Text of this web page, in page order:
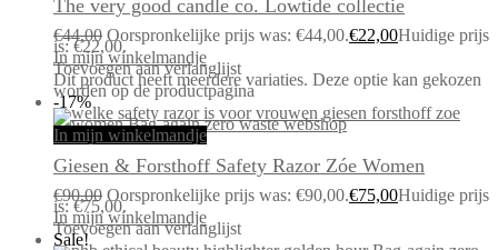
The very good candle co. Lowtide collectie
€44,00 Oorspronkelijke prijs was: €44,00.€22,00Huidige prijs
is: €22,00.
In mijn winkelmandje
Toevoegen aan verlanglijst
Dit product heeft meerdere variaties. Deze optie kan gekozen
worden op de productpagina
-17%
In mijn winkelmandje
Giesen & Forsthoff Safety Razor Zóe Women
€90,00 Oorspronkelijke prijs was: €90,00.€75,00Huidige prijs
is: €75,00.
In mijn winkelmandje
Toevoegen aan verlanglijst
Sale!